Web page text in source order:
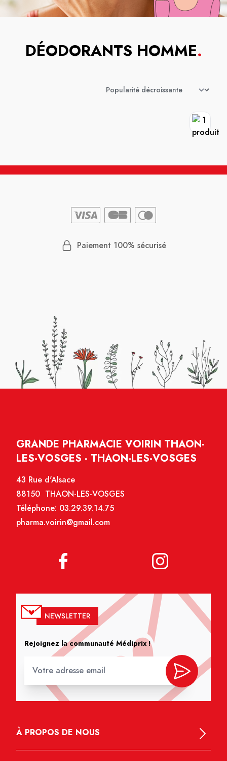
DÉODORANTS HOMME.
Paiement 100% sécurisé
GRANDE PHARMACIE VOIRIN THAON-
LES-VOSGES - THAON-LES-VOSGES
43 Rue d'Alsace
88150 THAON-LES-VOSGES
Téléphone: 03.29.39.14.75
pharma.voirin@gmail.com
NEWSLETTER
Rejoignez la communauté Médiprix !
À PROPOS DE NOUS